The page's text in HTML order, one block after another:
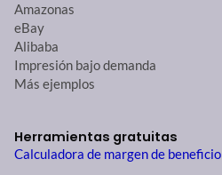
Amazonas
eBay
Alibaba
Impresión bajo demanda
Más ejemplos
Herramientas gratuitas
Calculadora de margen de beneficio